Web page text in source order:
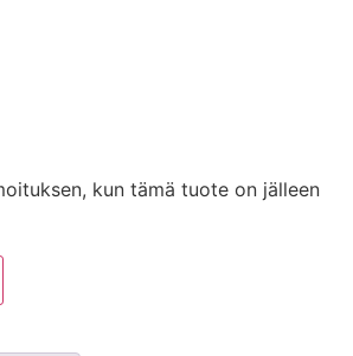
kun tämä tuote on jälleen